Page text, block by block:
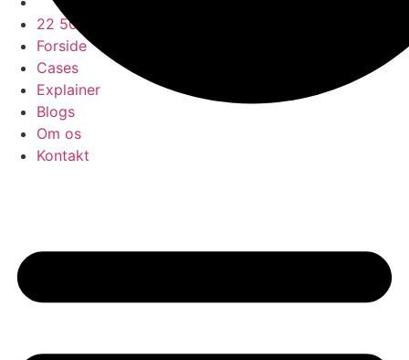
22 50 30 06
Forside
Cases
Explainer
Blogs
Om os
Kontakt